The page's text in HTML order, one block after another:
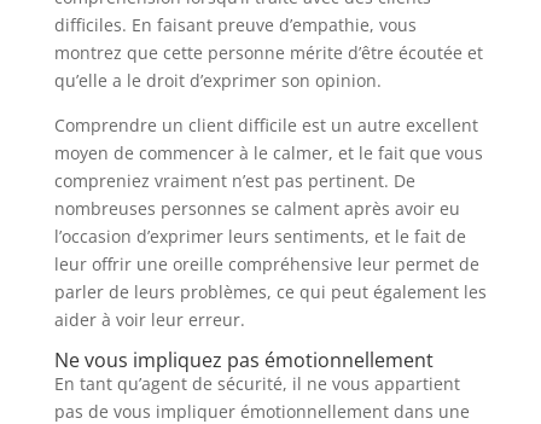
difficiles. En faisant preuve d’empathie, vous
montrez que cette personne mérite d’être écoutée et
qu’elle a le droit d’exprimer son opinion.
Comprendre un client difficile est un autre excellent
moyen de commencer à le calmer, et le fait que vous
compreniez vraiment n’est pas pertinent. De
nombreuses personnes se calment après avoir eu
l’occasion d’exprimer leurs sentiments, et le fait de
leur offrir une oreille compréhensive leur permet de
parler de leurs problèmes, ce qui peut également les
aider à voir leur erreur.
Ne vous impliquez pas émotionnellement
En tant qu’agent de sécurité, il ne vous appartient
pas de vous impliquer émotionnellement dans une